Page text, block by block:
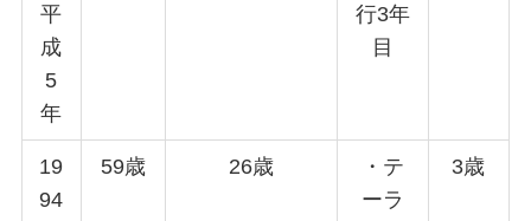
平
成
5
年
行3年
目
19
94
59歳 26歳
・テ
ーラ
3歳